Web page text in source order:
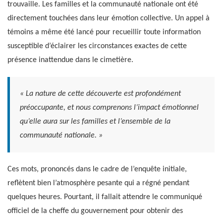
trouvaille. Les familles et la communauté nationale ont été
directement touchées dans leur émotion collective. Un appel à
témoins a même été lancé pour recueillir toute information
susceptible d’éclairer les circonstances exactes de cette
présence inattendue dans le cimetière.
« La nature de cette découverte est profondément
préoccupante, et nous comprenons l’impact émotionnel
qu’elle aura sur les familles et l’ensemble de la
communauté nationale. »
Ces mots, prononcés dans le cadre de l’enquête initiale,
reflètent bien l’atmosphère pesante qui a régné pendant
quelques heures. Pourtant, il fallait attendre le communiqué
officiel de la cheffe du gouvernement pour obtenir des